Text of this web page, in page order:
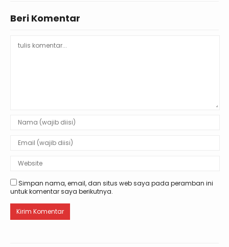
Beri Komentar
Simpan nama, email, dan situs web saya pada peramban ini
untuk komentar saya berikutnya.